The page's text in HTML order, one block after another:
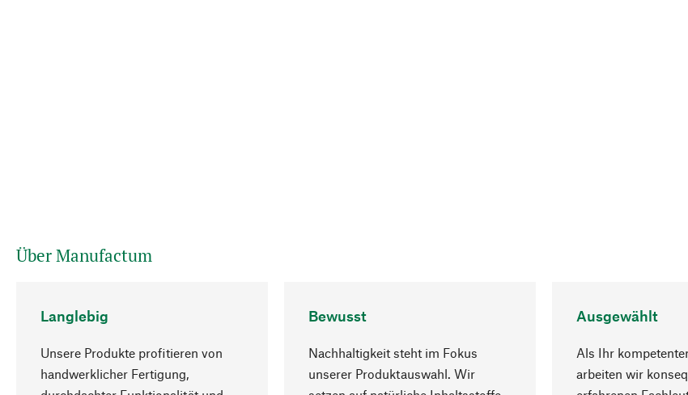
Über Manufactum
Langlebig
Unsere Produkte profitieren von
handwerklicher Fertigung,
Bewusst
Nachhaltigkeit steht im Fokus
unserer Produktauswahl. Wir
Ausgewählt
Als Ihr
arbeiten wir